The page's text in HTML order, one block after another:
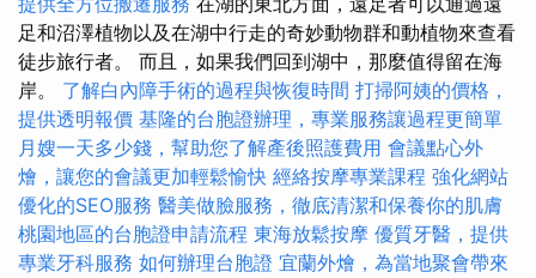
足和沼澤植物以及在湖中行走的奇妙動物群和動植物來查看
徒步旅行者。 而且，如果我們回到湖中，那麼值得留在海
岸。 了解白內障手術的過程與恢復時間 打掃阿姨的價格，
提供透明報價 基隆的台胞證辦理，專業服務讓過程更簡單
月嫂一天多少錢，幫助您了解產後照護費用 會議點心外
燴，讓您的會議更加輕鬆愉快 經絡按摩專業課程 強化網站
優化的SEO服務 醫美做臉服務，徹底清潔和保養你的肌膚
桃園地區的台胞證申請流程 東海放鬆按摩 優質牙醫，提供
專業牙科服務 如何辦理台胞證 宜蘭外燴，為當地聚會帶來